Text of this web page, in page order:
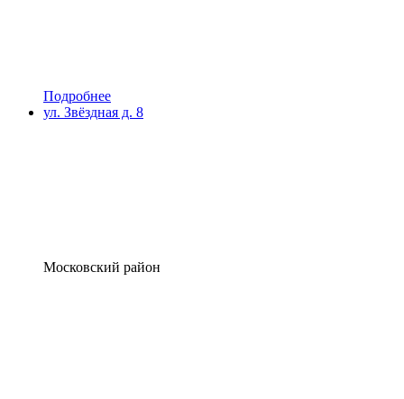
Подробнее
ул. Звёздная д. 8
Московский район